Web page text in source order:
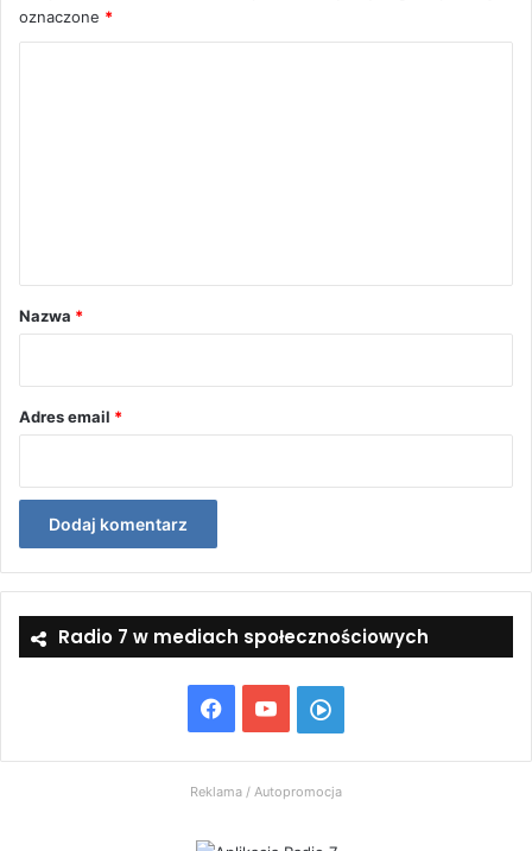
oznaczone *
rNazwa *
Adres email *
Radio 7 w mediach społecznościowych
Facebook
YouTubeWłącz
Radio
7
Reklama / Autopromocja